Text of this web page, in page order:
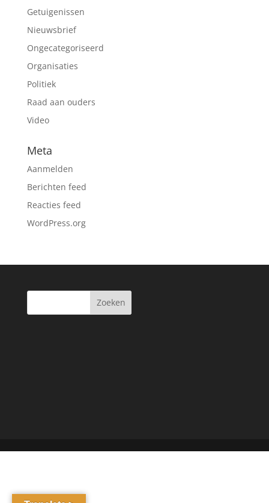
Getuigenissen
Nieuwsbrief
Ongecategoriseerd
Organisaties
Politiek
Raad aan ouders
Video
Meta
Aanmelden
Berichten feed
Reacties feed
WordPress.org